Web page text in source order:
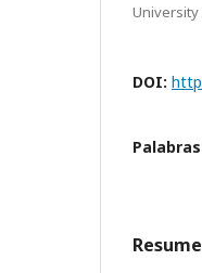
University
DOI: